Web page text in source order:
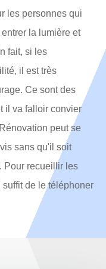
les personnes qui
la lumière et
fait, si les
il est très
Ce sont des
il va falloir convier
peut se
sans qu'il soit
Pour recueillir les
de le téléphoner